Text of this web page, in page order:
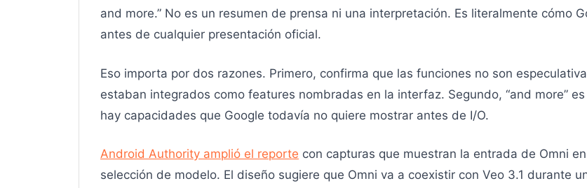
and more.” No es un resumen de prensa ni una interpretación. Es literalmente cómo
antes de cualquier presentación oficial.
Eso importa por dos razones. Primero, confirma que las funciones no son
estaban integrados como features nombradas en la interfaz. Segundo, “and more”
hay capacidades que Google todavía no quiere mostrar antes de I/O.
Android Authority amplió el reporte con capturas que muestran la entrada de Omni
selección de modelo. El diseño sugiere que Omni va a coexistir con Veo 3.1 durante